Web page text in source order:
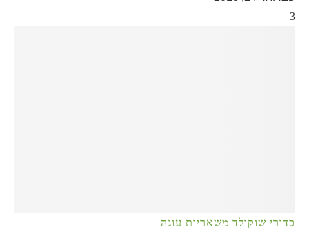
3
כדורי שוקולד משאריות עוגה